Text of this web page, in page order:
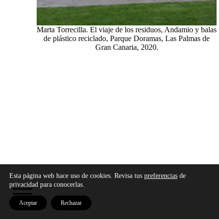
Marta Torrecilla. El viaje de los residuos, Andamio y balas
de plástico reciclado, Parque Doramas, Las Palmas de
Gran Canaria, 2020.
Copyright © 2026 - Modo Cultura - Aviso legal
Política de privacidad-Política de cookies
Esta página web hace uso de cookies. Revisa tus preferencias de
privacidad para conocerlas.
Aceptar Rechazar